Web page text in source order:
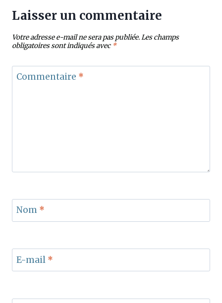
Laisser un commentaire
Votre adresse e-mail ne sera pas publiée.Les champs
obligatoires sont indiqués avec *
Commentaire *
Nom *
E-mail *